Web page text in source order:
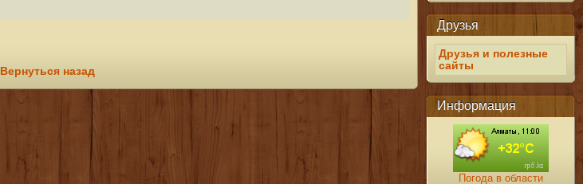
Друзья
Друзья и полезные
сайты
Информация
Погода в области
Вернуться назад